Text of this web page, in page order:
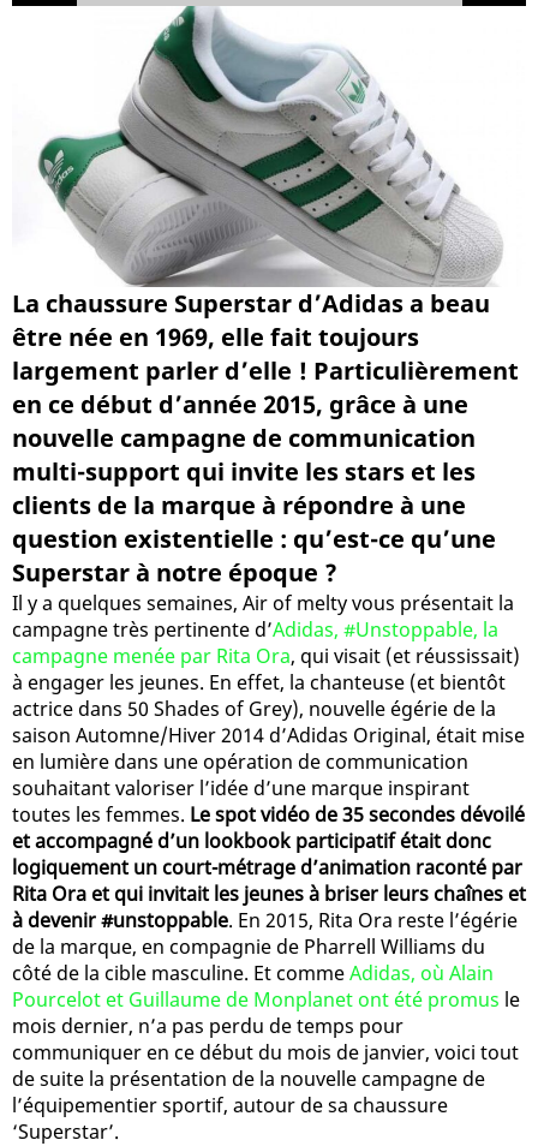
La chaussure Superstar d’Adidas a beau
être née en 1969, elle fait toujours
largement parler d’elle ! Particulièrement
en ce début d’année 2015, grâce à une
nouvelle campagne de communication
multi-support qui invite les stars et les
clients de la marque à répondre à une
question existentielle : qu’est-ce qu’une
Superstar à notre époque ?
Il y a quelques semaines, Air of melty vous présentait la
campagne très pertinente d’Adidas, #Unstoppable, la
campagne menée par Rita Ora, qui visait (et réussissait)
à engager les jeunes. En effet, la chanteuse (et bientôt
actrice dans 50 Shades of Grey), nouvelle égérie de la
saison Automne/Hiver 2014 d’Adidas Original, était mise
en lumière dans une opération de communication
souhaitant valoriser l’idée d’une marque inspirant
toutes les femmes. Le spot vidéo de 35 secondes dévoilé
et accompagné d’un lookbook participatif était donc
logiquement un court-métrage d’animation raconté par
Rita Ora et qui invitait les jeunes à briser leurs chaînes et
à devenir #unstoppable. En 2015, Rita Ora reste l’égérie
de la marque, en compagnie de Pharrell Williams du
côté de la cible masculine. Et commeAdidas, où Alain
Pourcelot et Guillaume de Monplanet ont été promus le
mois dernier, n’a pas perdu de temps pour
communiquer en ce début du mois de janvier, voici tout
de suite la présentation de la nouvelle campagne de
l’équipementier sportif, autour de sa chaussure
‘Superstar’.